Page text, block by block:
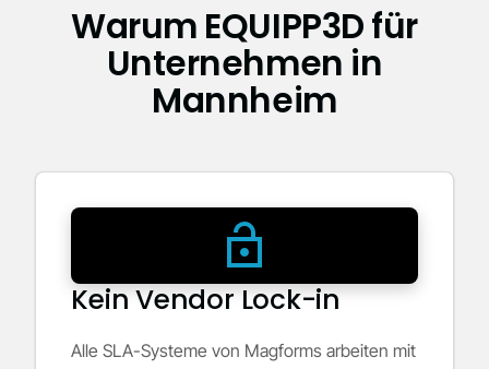
Warum EQUIPP3D für
Unternehmen in
Mannheim
Kein Vendor Lock-in
Alle SLA-Systeme von Magforms arbeiten mit